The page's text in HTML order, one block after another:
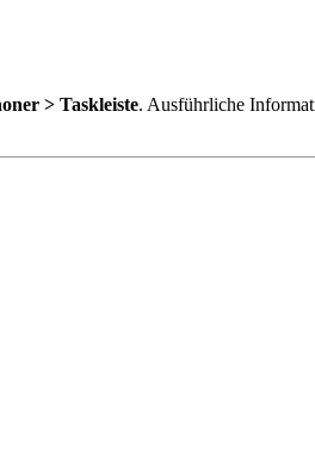
> Taskleiste. Ausführliche